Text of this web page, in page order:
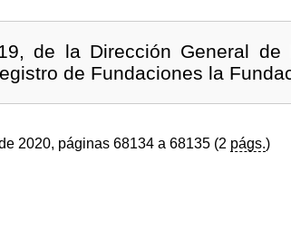
de la Dirección General
de Fundaciones la
2020, páginas 68134 a 68135 (2 págs.)